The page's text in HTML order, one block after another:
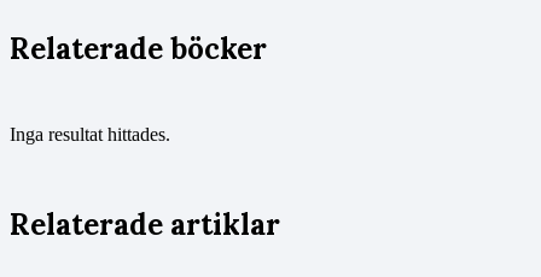
Relaterade böcker
Inga resultat hittades.
Relaterade artiklar